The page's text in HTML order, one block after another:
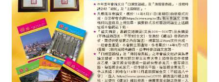
重要章則
論文評選辦法
學生獎勵金申請辦法
盧善棟獎學金評選辦法